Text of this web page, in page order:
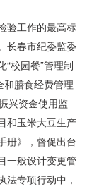
验工作的最高标
长春市纪委监委
校园餐”管理制
和膳食经费管理
兴资金使用监
和玉米大豆生产
册》，督促出台
一般设计变更管
法专项行动中，